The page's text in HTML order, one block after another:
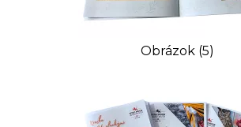
Obrázok (5)